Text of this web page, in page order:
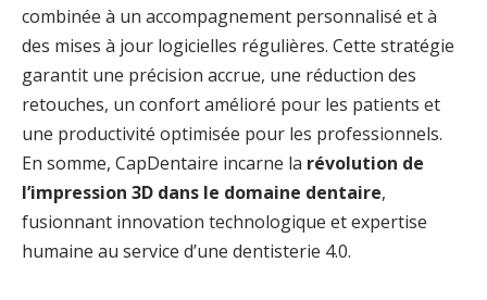
combinée à un accompagnement personnalisé et à
des mises à jour logicielles régulières. Cette stratégie
garantit une précision accrue, une réduction des
retouches, un confort amélioré pour les patients et
une productivité optimisée pour les professionnels.
En somme, CapDentaire incarne la révolution de
l’impression 3D dans le domaine dentaire,
fusionnant innovation technologique et expertise
humaine au service d’une dentisterie 4.0.